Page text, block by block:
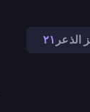
الذعر ٢١